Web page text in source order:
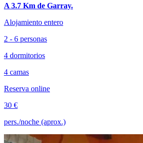
A 3.7 Km de Garray.
Alojamiento entero
2 - 6 personas
4 dormitorios
4 camas
Reserva online
30 €
pers./noche (aprox.)